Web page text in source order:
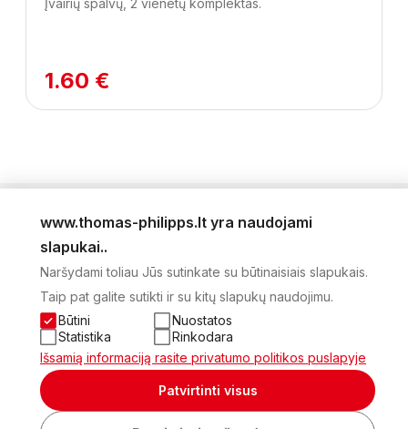
Įvairių spalvų, 2 vienetų komplektas.
1.60 €
NAUJIENLAIŠKIS
APIE MUS
KONTAKTAI
PRIVATUMO POLITIKA
SĄSKAITA
2026 Visos teisės saugomos © UAB Thomas Philips Baltex
Sukurta:
www.thomas-philipps.lt yra naudojami
slapukai..
Naršydami toliau Jūs sutinkate su būtinaisiais slapukais.
Taip pat galite sutikti ir su kitų slapukų naudojimu.
Būtini
Nuostatos
Statistika
Rinkodara
Išsamią informaciją rasite privatumo politikos puslapyje
Patvirtinti visus